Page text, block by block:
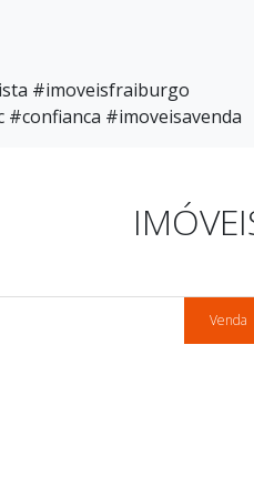
#imoveisfraiburgo
#imoveisavenda
Venda